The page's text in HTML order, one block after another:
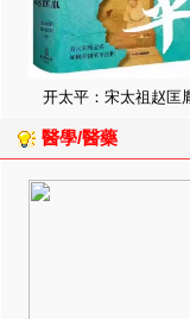
开太平：宋太祖赵匡
醫學/醫藥